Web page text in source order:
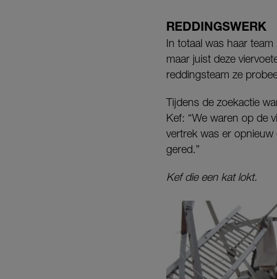
REDDINGSWERK
In totaal was haar
maar juist deze
reddingsteam ze
Tijdens de zoekactie
Kef: “We waren op de
vertrek was er
gered.”
Kef die een kat lokt.